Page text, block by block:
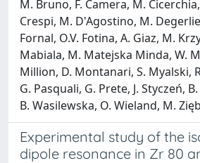
M. Bruno, F. Camera, M.
Crespi, M. D'Agostino, M.
Fornal, O.V. Fotina, A. Giaz, M.
Mabiala, M. Matejska Minda, W.
Million, D. Montanari, S. Myalski,
G. Pasquali, G. Prete, J. Styczeń,
B. Wasilewska, O. Wieland, M.
Experimental study of the
dipole resonance in Zr 80